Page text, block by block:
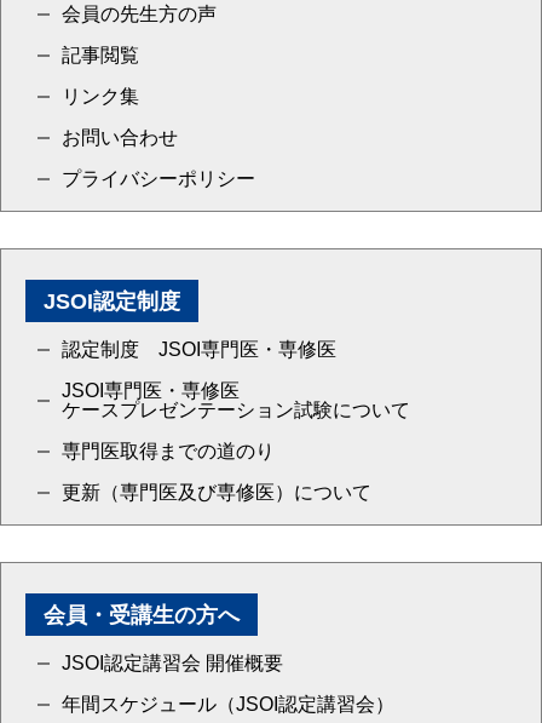
会員の先生方の声
記事閲覧
リンク集
お問い合わせ
プライバシーポリシー
JSOI認定制度
認定制度 JSOI専門医・専修医
JSOI専門医・専修医
ケースプレゼンテーション試験について
専門医取得までの道のり
更新（専門医及び専修医）について
会員・受講生の方へ
JSOI認定講習会 開催概要
年間スケジュール（JSOI認定講習会）